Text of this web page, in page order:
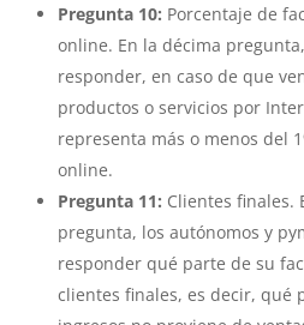
Pregunta 10: Porcentaje de
online. En la décima
responder, en caso de que
productos o servicios por
representa más o menos del
online.
Pregunta 11: Clientes finales.
pregunta, los autónomos y
responder qué parte de su
clientes finales, es decir, qué